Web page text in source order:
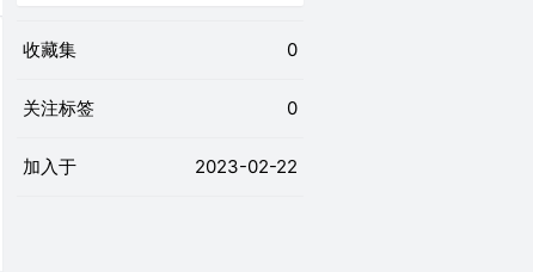
收藏集 0
关注标签 0
加入于 2023-02-22